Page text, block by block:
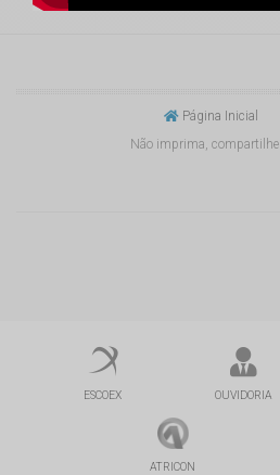
Página Inicial
Não imprima, compartilhe
ESCOEX OUVIDORIA
ATRICON